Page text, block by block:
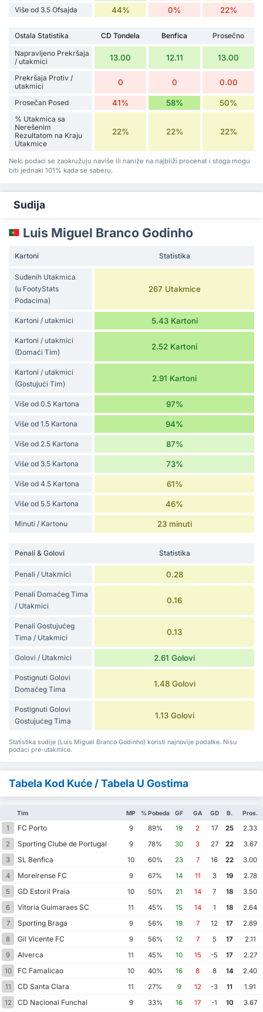
Više od 3.5 Ofsajda 44% 0% 22%
Ostala Statistika CD Tondela Benfica
Prosečno
Napravljeno Prekršaja
/ utakmici
13.00 12.11 13.00
Prekršaja Protiv /
utakmici
0 0 0.00
Prosečan Posed 41% 58% 50%
% Utakmica sa
Nerešenim
Rezultatom na Kraju
Utakmice
22% 22% 22%
Neki podaci se zaokružuju naviše ili naniže na najbliži procenat i stoga mogu
biti jednaki 101% kada se saberu.
Sudija
Luis Miguel Branco Godinho
Kartoni Statistika
Suđenih Utakmica
(u FootyStats
Podacima)
267 Utakmice
Kartoni / utakmici 5.43 Kartoni
Kartoni / utakmici
(Domaći Tim)
2.52 Kartoni
Kartoni / utakmici
(Gostujući Tim)
2.91 Kartoni
Više od 0.5 Kartona 97%
Više od 1.5 Kartona 94%
Više od 2.5 Kartona 87%
Više od 3.5 Kartona 73%
Više od 4.5 Kartona 61%
Više od 5.5 Kartona 46%
Minuti / Kartonu 23 minuti
Penali & Golovi Statistika
Penali / Utakmici 0.28
Penali Domaćeg Tima
/ Utakmici
0.16
Penali Gostujućeg
Tima / Utakmici
0.13
Golovi / Utakmici 2.61 Golovi
Postignuti Golovi
Domaćeg Tima
1.48 Golovi
Postignuti Golovi
Gostujućeg Tima
1.13 Golovi
Statistika sudije (Luis Miguel Branco Godinho) koristi najnovije podatke. Nisu
podaci pre-utakmice.
Tabela Kod Kuće / Tabela U Gostima
Tim MP % Pobeda GF GA GD B. Pros.
1 FC Porto 9 89% 19 2 17 25
2.33
2
Sporting Clube de Portugal 9 78% 30 3 27 22
3.67
3
SL Benfica 10 60% 23 7 16 22
3.00
4
Moreirense FC 9 67% 14 11 3 19
2.78
5
GD Estoril Praia 10 50% 21 14 7 18
3.50
6
Vitoria Guimaraes SC 11 45% 15 14 1 18
2.64
7
Sporting Braga 9 56% 19 7 12 17
2.89
8
Gil Vicente FC 9 56% 12 7 5 17
2.11
9
Alverca 11 45% 10 15 -5 17
2.27
10
FC Famalicao 10 40% 16 8 8 14
2.40
11
CD Santa Clara 11 27% 9 12 -3 11
1.91
12
CD Nacional Funchal 9 33% 16 17 -1 10
3.67